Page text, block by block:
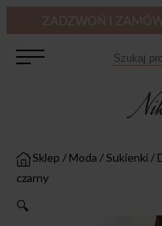
ZADZWOŃ I
Sklep / Moda /Sukienki /
czarny
🔍